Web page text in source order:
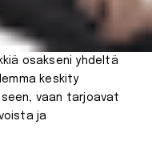
osakseni yhdeltä
keskity
vaan tarjoavat
ja